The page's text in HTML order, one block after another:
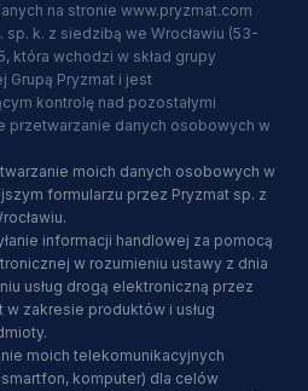
na stronie www.pryzmat.com
sp. k. z siedzibą we Wrocławiu (53-
która wchodzi w skład grupy
Grupą Pryzmat i jest
kontrolę nad pozostałymi
przetwarzanie danych osobowych w
moich danych osobowych w
formularzu przez Pryzmat sp. z
informacji handlowej za pomocą
w rozumieniu ustawy z dnia
usług drogą elektroniczną przez
zakresie produktów i usług
moich telekomunikacyjnych
komputer) dla celów